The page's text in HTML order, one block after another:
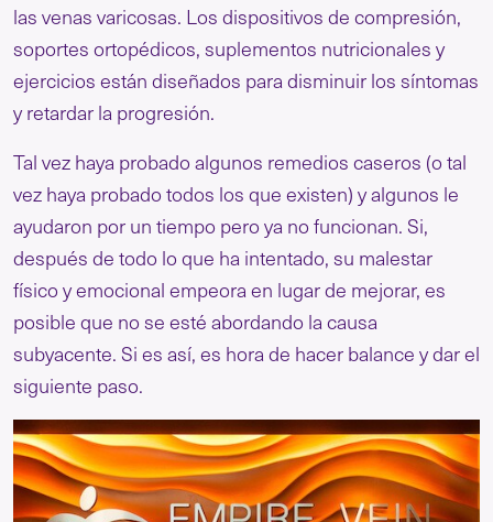
las venas varicosas. Los dispositivos de compresión,
soportes ortopédicos, suplementos nutricionales y
ejercicios están diseñados para disminuir los síntomas
y retardar la progresión.
Tal vez haya probado algunos remedios caseros (o tal
vez haya probado todos los que existen) y algunos le
ayudaron por un tiempo pero ya no funcionan. Si,
después de todo lo que ha intentado, su malestar
físico y emocional empeora en lugar de mejorar, es
posible que no se esté abordando la causa
subyacente. Si es así, es hora de hacer balance y dar el
siguiente paso.